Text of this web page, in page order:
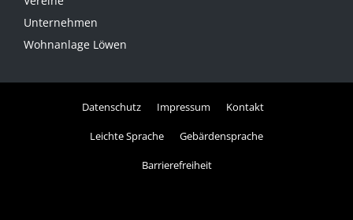
Unternehmen
Wohnanlage Löwen
Datenschutz Impressum Kontakt
Leichte Sprache Gebärdensprache
Barrierefreiheit